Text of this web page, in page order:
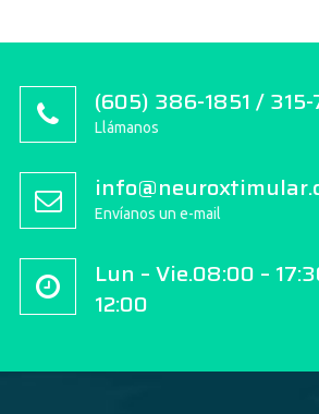
(605) 386-1851 /
Llámanos
Envíanos un e-mail
Lun – Vie.08:00 –
12:00